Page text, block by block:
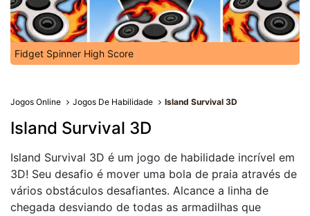
Fidget Spinner High Score
Jogos Online Jogos De Habilidade Island Survival 3D
Island Survival 3D
Island Survival 3D é um jogo de habilidade incrível em
3D! Seu desafio é mover uma bola de praia através de
vários obstáculos desafiantes. Alcance a linha de
chegada desviando de todas as armadilhas que